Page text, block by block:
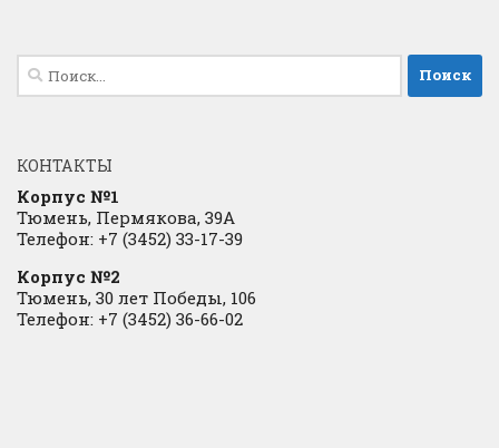
Найти:
КОНТАКТЫ
Корпус №1
Тюмень, Пермякова, 39А
Телефон: +7 (3452) 33-17-39
Корпус №2
Тюмень, 30 лет Победы, 106
Телефон: +7 (3452) 36-66-02